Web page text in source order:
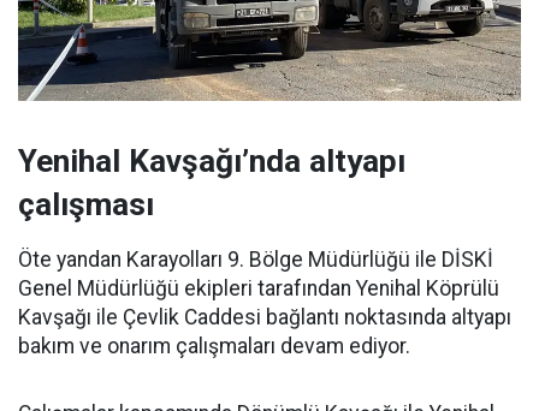
Yenihal Kavşağı’nda altyapı
çalışması
Öte yandan Karayolları 9. Bölge Müdürlüğü ile DİSKİ
Genel Müdürlüğü ekipleri tarafından Yenihal Köprülü
Kavşağı ile Çevlik Caddesi bağlantı noktasında altyapı
bakım ve onarım çalışmaları devam ediyor.